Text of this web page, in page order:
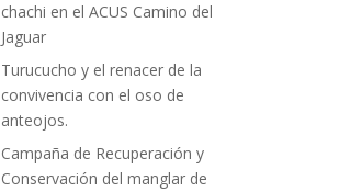
chachi en el ACUS Camino del
Jaguar
Turucucho y el renacer de la
convivencia con el oso de
anteojos.
Campaña de Recuperación y
Conservación del manglar de